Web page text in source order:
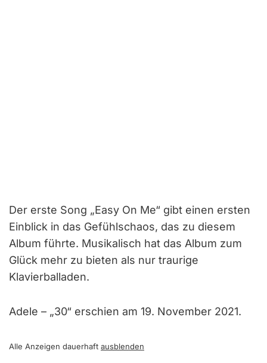
Der erste Song „Easy On Me“ gibt einen ersten
Einblick in das Gefühlschaos, das zu diesem
Album führte. Musikalisch hat das Album zum
Glück mehr zu bieten als nur traurige
Klavierballaden.
Adele – „30“ erschien am 19. November 2021.
Alle Anzeigen dauerhaft ausblenden